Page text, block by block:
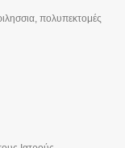
πολυπεκτομές